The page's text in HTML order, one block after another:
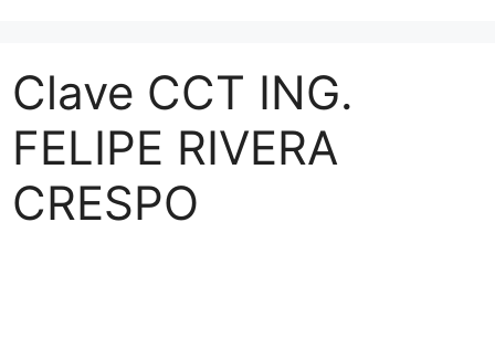
Clave CCT ING.
FELIPE RIVERA
CRESPO